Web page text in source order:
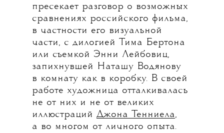
пресекает разговор о возможных
сравнениях российского фильма,
в частности его визуальной
части, с дилогией Тима Бертона
или съемкой Энни Лейбовиц,
запихнувшей Наташу Водянову
в комнату как в коробку. В своей
работе художница отталкивалась
не от них и не от великих
иллюстраций Джона Тенниела,
а во многом от личного опыта.